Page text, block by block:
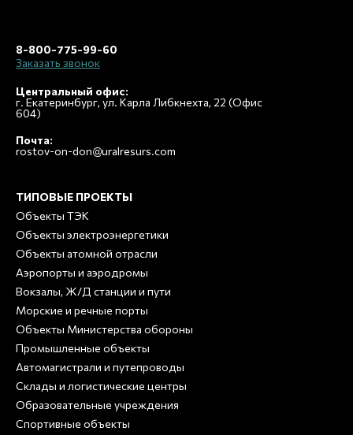
8-800-775-99-60
Заказать звонок
Центральный офис:
г. Екатеринбург, ул. Карла Либкнехта, 22 (Офис
604)
Почта:
rostov-on-don@uralresurs.com
ТИПОВЫЕ ПРОЕКТЫ
Объекты ТЭК
Объекты электроэнергетики
Объекты атомной отрасли
Аэропорты и аэродромы
Вокзалы, Ж/Д станции и пути
Морские и речные порты
Объекты Министерства обороны
Промышленные объекты
Автомагистрали и путепроводы
Склады и логистические центры
Образовательные учреждения
Спортивные объекты